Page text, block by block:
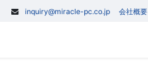
inquiry@miracle-pc.co.jp 会社概要